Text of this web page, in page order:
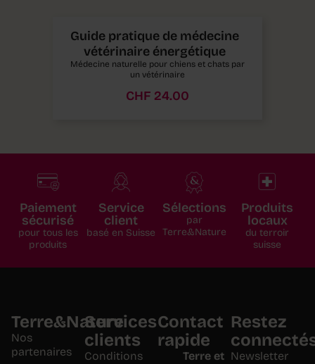
Guide pratique de médecine
vétérinaire énergétique
Médecine naturelle pour chiens et chats par
un vétérinaire
CHF 24.00
Paiement
sécurisé
pour tous les
produits
Service
client
basé en Suisse
Sélections
par
Terre&Nature
Produits
locaux
du terroir
suisse
Terre&Nature
Nos
partenaires
Services
clients
Conditions
Contact
rapide
Terre et
Restez
Newsletter